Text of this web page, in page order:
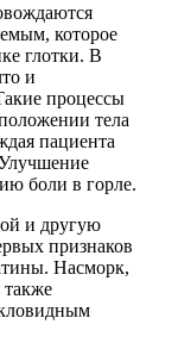
которое
глотки. В
и
процессы
тела
пациента
боли в горле.
и другую
признаков
Насморк,
также